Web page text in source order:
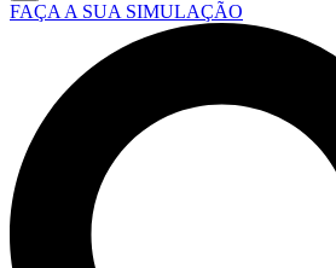
FAÇA A SUA SIMULAÇÃO